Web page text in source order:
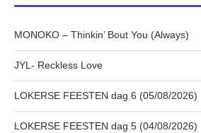
MONOKO – Thinkin’ Bout You (Always)
JYL- Reckless Love
LOKERSE FEESTEN dag 6 (05/08/2026)
LOKERSE FEESTEN dag 5 (04/08/2026)